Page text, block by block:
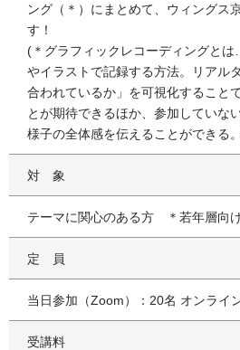
ング（＊）にまとめて、ウィングス
す！
(＊グラフィックレコーディングと
やイラストで記録する方法。リアル
合われているか」を可視化すること
とが期待できるほか、参加していな
様子の全体感を伝えることができる
対象
テーマに関心のある方 ＊若年層向
定員
当日参加（Zoom）：20名 オンライ
受講料